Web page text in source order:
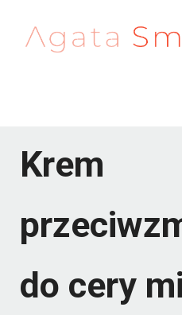
Krem
do cery